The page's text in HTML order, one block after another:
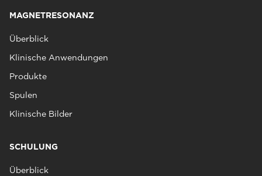
MAGNETRESONANZ
Überblick
Klinische Anwendungen
Produkte
Spulen
Klinische Bilder
SCHULUNG
Überblick